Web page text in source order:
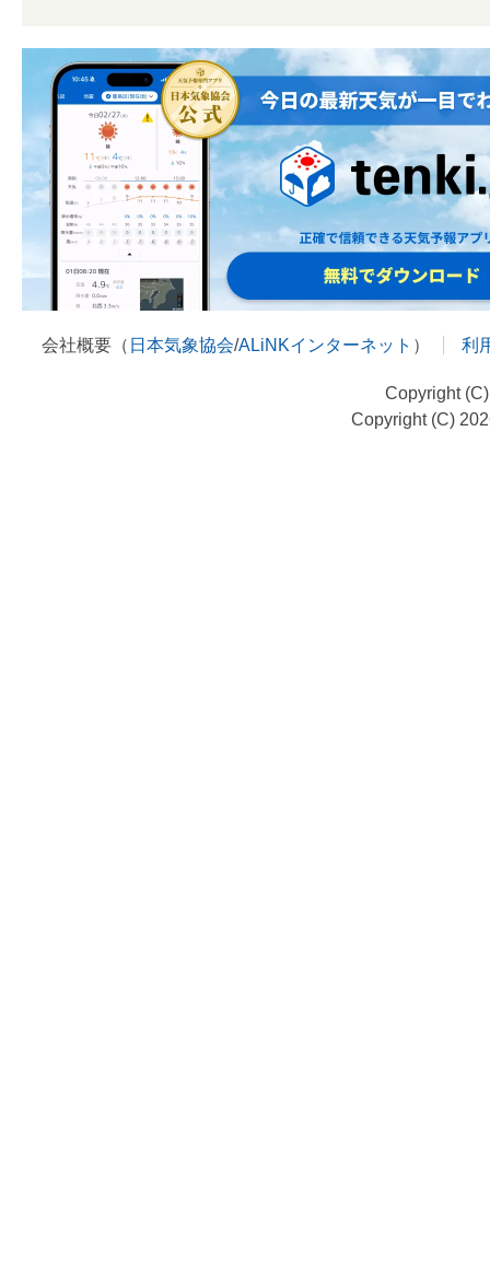
会社概要（ 日本気象協会/ALiNKインターネット ） 利
Copyright
Copyright (C)